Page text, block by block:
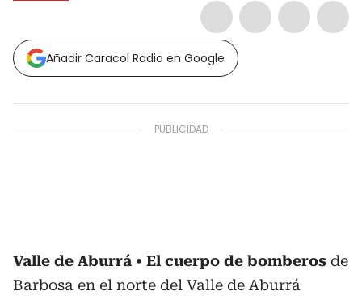
Añadir Caracol Radio en Google
Valle de Aburrá El cuerpo de bomberos de
Barbosa en el norte del Valle de Aburrá